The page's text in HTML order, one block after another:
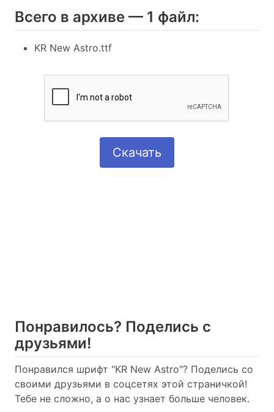
Всего в архиве — 1 файл:
KR New Astro.ttf
Скачать
Понравилось? Поделись с
друзьями!
Понравился шрифт "KR New Astro"? Поделись со
своими друзьями в соцсетях этой страничкой!
Тебе не сложно, а о нас узнает больше человек.